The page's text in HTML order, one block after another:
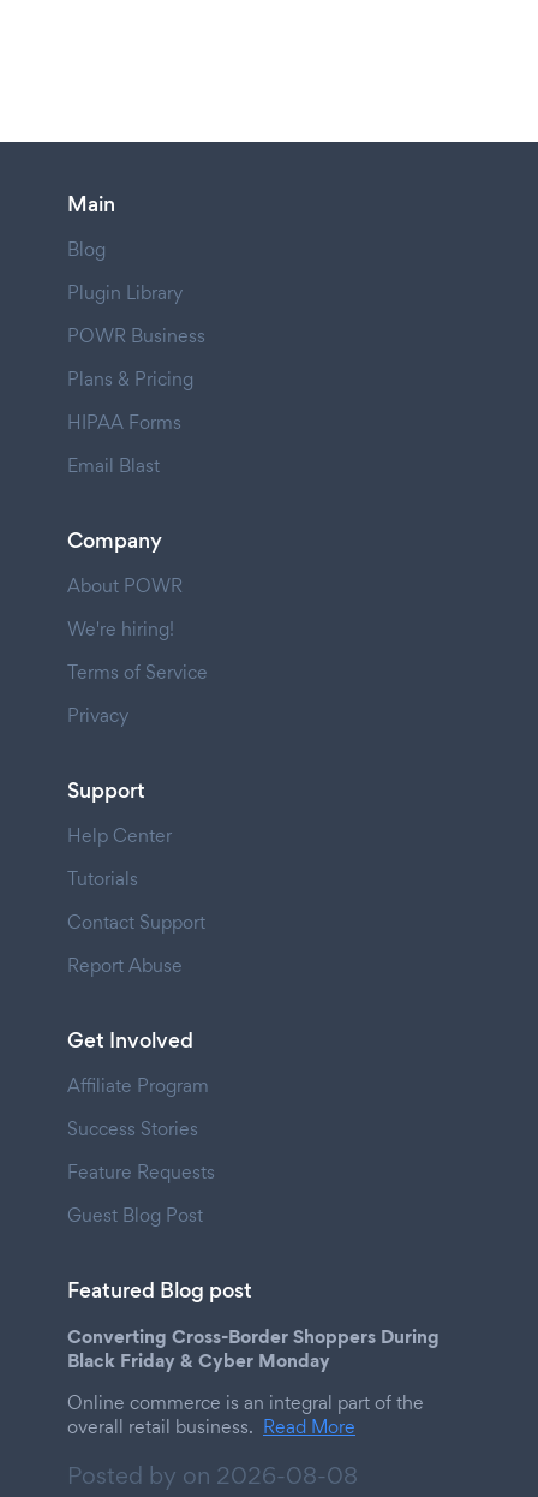
Main
Blog
Plugin Library
POWR Business
Plans & Pricing
HIPAA Forms
Email Blast
Company
About POWR
We're hiring!
Terms of Service
Privacy
Support
Help Center
Tutorials
Contact Support
Report Abuse
Get Involved
Affiliate Program
Success Stories
Feature Requests
Guest Blog Post
Featured Blog post
Converting Cross-Border Shoppers During
Black Friday & Cyber Monday
Online commerce is an integral part of the
overall retail business. Read More
Posted by on 2026-08-08